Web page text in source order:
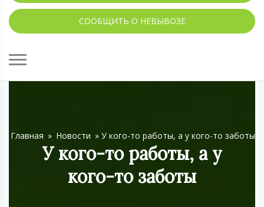
СООБЩИТЬ О НЕВЫВОЗЕ
Главная » Новости » У кого-то работы, а у кого-то заботы
У кого-то работы, а у
кого-то заботы